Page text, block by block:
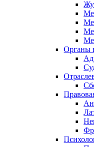
Органы